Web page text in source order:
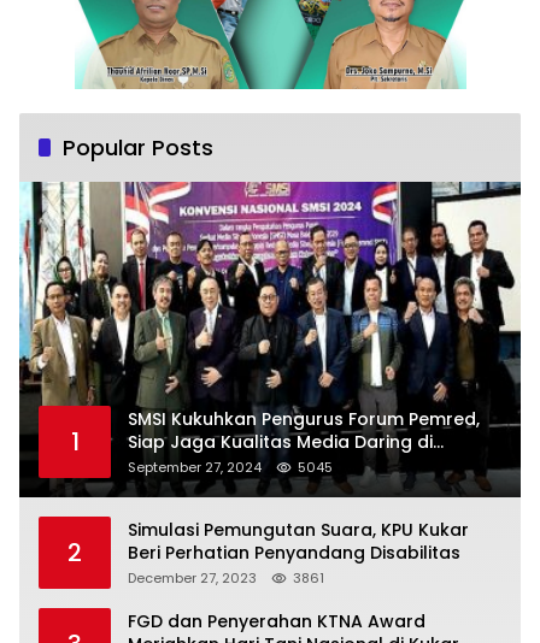
Popular Posts
1
SMSI Kukuhkan Pengurus Forum Pemred,
Siap Jaga Kualitas Media Daring di
Indonesia
September 27, 2024 5045
2
Simulasi Pemungutan Suara, KPU Kukar
Beri Perhatian Penyandang Disabilitas
December 27, 2023 3861
FGD dan Penyerahan KTNA Award